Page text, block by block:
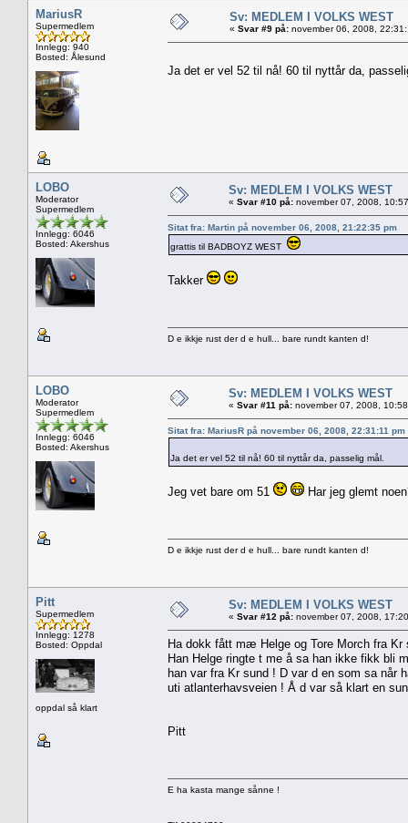
MariusR
Supermedlem
Innlegg: 940
Bosted: Ålesund
Sv: MEDLEM I VOLKS WEST
« Svar #9 på: november 06, 2008,
Ja det er vel 52 til nå! 60 til nyttår da,
LOBO
Moderator
Supermedlem
Innlegg: 6046
Bosted: Akershus
Sv: MEDLEM I VOLKS WEST
« Svar #10 på: november 07, 2008,
Sitat fra: Martin på november 06, 2008, 21:22:35 pm
grattis til BADBOYZ WEST
Takker
D e ikkje rust der d e hull... bare rundt kanten d!
LOBO
Moderator
Supermedlem
Innlegg: 6046
Bosted: Akershus
Sv: MEDLEM I VOLKS WEST
« Svar #11 på: november 07, 2008,
Sitat fra: MariusR på november 06, 2008, 22:31:11 pm
Ja det er vel 52 til nå! 60 til nyttår da, passelig mål.
Jeg vet bare om 51 Har jeg glemt
D e ikkje rust der d e hull... bare rundt kanten d!
Pitt
Supermedlem
Innlegg: 1278
Bosted: Oppdal
oppdal så klart
Sv: MEDLEM I VOLKS WEST
« Svar #12 på: november 07, 2008,
Ha dokk fått mæ Helge og Tore Morch fra Kr
Han Helge ringte t me å sa han ikke fikk bli
han var fra Kr sund ! D var d en som sa når
uti atlanterhavsveien ! Å d var så klart en
Pitt
E ha kasta mange sånne !